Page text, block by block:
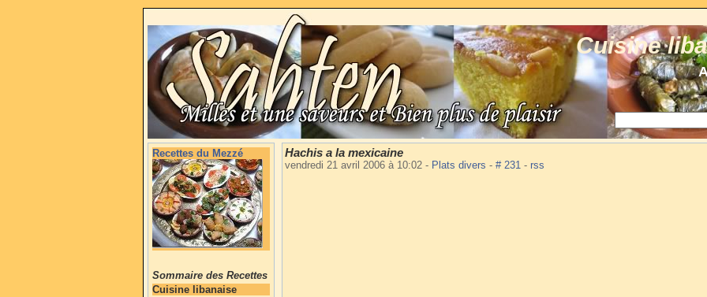
Cuisine
Recettes du Mezzé
Sommaire des Recettes
Cuisine libanaise
Hachis a la mexicaine
vendredi 21 avril 2006 à 10:02 - Plats divers - # 231 - rss